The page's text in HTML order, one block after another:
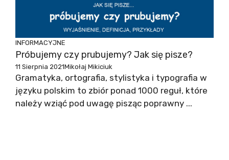
INFORMACYJNE
Próbujemy czy prubujemy? Jak się pisze?
11 Sierpnia 2021Mikołaj Mikiciuk
Gramatyka, ortografia, stylistyka i typografia w
języku polskim to zbiór ponad 1000 reguł, które
należy wziąć pod uwagę pisząc poprawny ...